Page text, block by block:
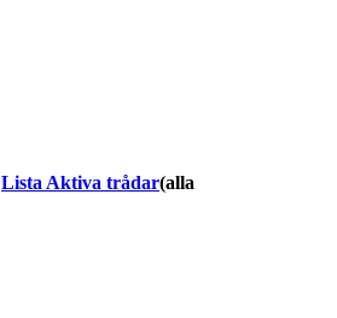
Lista Aktiva trådar(alla